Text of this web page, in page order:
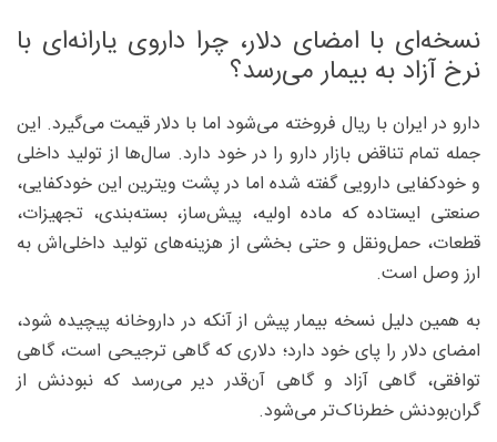
نسخه‌ای با امضای دلار، چرا داروی یارانه‌ای با
نرخ آزاد به بیمار می‌رسد؟
دارو در ایران با ریال فروخته می‌شود اما با دلار قیمت می‌گیرد. این
جمله تمام تناقض بازار دارو را در خود دارد. سال‌ها از تولید داخلی
و خودکفایی دارویی گفته شده اما در پشت ویترین این خودکفایی،
صنعتی ایستاده که ماده اولیه، پیش‌ساز، بسته‌بندی، تجهیزات،
قطعات، حمل‌ونقل و حتی بخشی از هزینه‌های تولید داخلی‌اش به
ارز وصل است.
به همین دلیل نسخه بیمار پیش از آنکه در داروخانه پیچیده شود،
امضای دلار را پای خود دارد؛ دلاری که گاهی ترجیحی است، گاهی
توافقی، گاهی آزاد و گاهی آن‌قدر دیر می‌رسد که نبودنش از
گران‌بودنش خطرناک‌تر می‌شود.